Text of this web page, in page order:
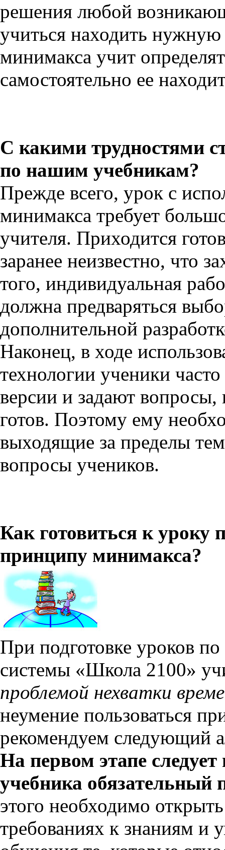
решения любой
учиться находить
минимакса учит
самостоятельно ее
С какими трудностями
по нашим учебникам?
Прежде всего, урок с
минимакса требует
учителя. Приходится
заранее неизвестно, что
того, индивидуальная
должна предваряться
дополнительной
Наконец, в ходе
технологии ученики
версии и задают
готов. Поэтому ему
выходящие за пределы
вопросы учеников.
Как готовиться к уроку
принципу минимакса?
При подготовке уроков
системы «Школа 2100»
проблемой нехватки
неумение пользоваться
рекомендуем следующий
На первом этапе
учебника
этого необходимо
требованиях к знаниям и